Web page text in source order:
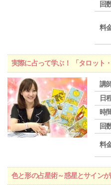
回
料
実際に占って学ぶ！ 「タロット
講
日
時
回
料
色と形の占星術～惑星とサイン